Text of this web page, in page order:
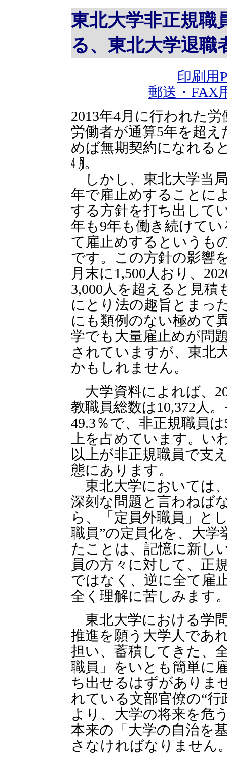
東北大学非正規職
る、東北大学退職
印刷用
郵送・FAX
2013年4月に行われた
労働者が通算5年を超
めば無期契約になれる
㋃)。
しかし、東北大学当
年で雇止めすることに
する方針を打ち出して
年も9年も働き続けて
て雇止めするというも
です。この方針の影響
月末に1,500人おり、
3,000人を超えると見
にとり法の趣旨とまっ
にも類例のない極めて
学でも大量雇止めが問
されていますが、東北
かもしれません。
大学資料によれば、
教職員総数は10,372人
49.3％で、非正規職員
上を占めています。い
以上が非正規職員で支
態にあります。
東北大学においては
深刻な問題と言わねば
ら、「定員外職員」と
職員”の定員化を、大
たことは、記憶に新し
員の方々に対して、正
ではなく、逆に全て雇
全く理解に苦しみます
東北大学における学
推進を願う大学人であ
担い、蓄積してきた、
職員」をいとも簡単に
ち出せるはずがありま
れている文部官僚の“行
より、大学の将来を危
本来の「大学の自治を
さなければなりません